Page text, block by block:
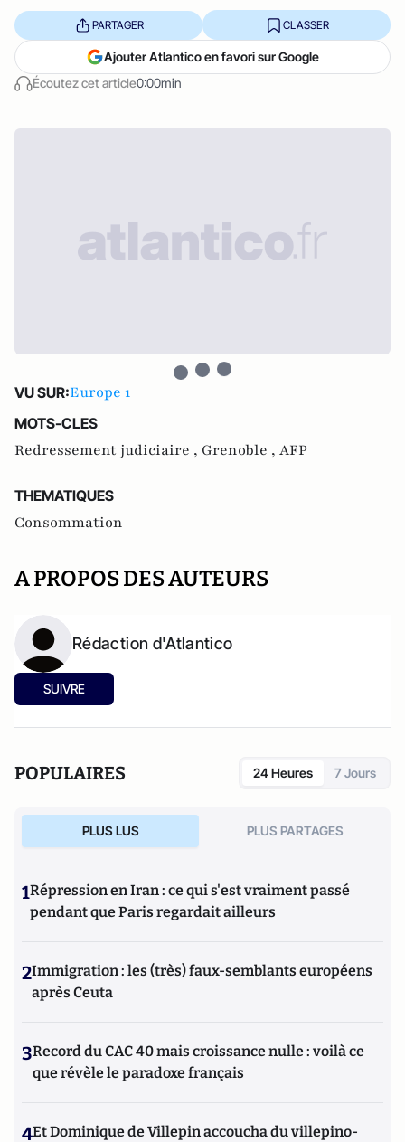
Écoutez cet article0:00min
PARTAGER CLASSER
Ajouter Atlantico en favori sur Google
VU SUR:Europe 1
MOTS-CLES
Redressement judiciaire , Grenoble , AFP
THEMATIQUES
Consommation
A PROPOS DES AUTEURS
Rédaction d'Atlantico
SUIVRE
POPULAIRES 24 Heures 7 Jours
PLUS LUS PLUS PARTAGES
1Répression en Iran : ce qui s'est vraiment passé
pendant que Paris regardait ailleurs
2Immigration : les (très) faux-semblants européens
après Ceuta
3Record du CAC 40 mais croissance nulle : voilà ce
que révèle le paradoxe français
4Et Dominique de Villepin accoucha du villepino-